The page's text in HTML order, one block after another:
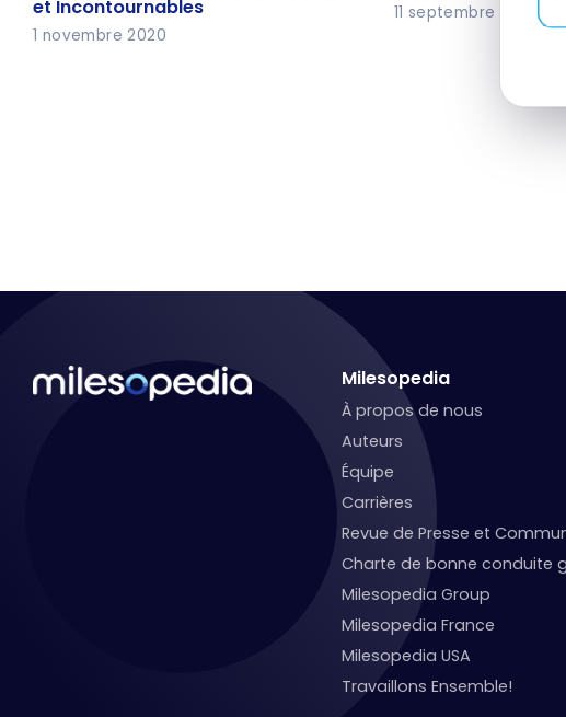
et Incontournables
et Incontournables
1 novembre 2020
11 septembre 2020
Milesopedia
À propos de nous
Auteurs
Équipe
Carrières
Revue de Presse et
Charte de bonne conduite
Milesopedia Group
Milesopedia France
Milesopedia USA
Travaillons Ensemble!